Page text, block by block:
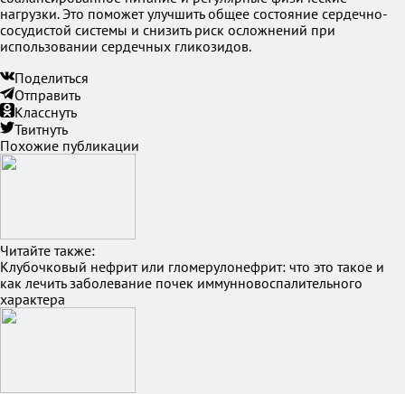
нагрузки. Это поможет улучшить общее состояние сердечно-
сосудистой системы и снизить риск осложнений при
использовании сердечных гликозидов.
Поделиться
Отправить
Класснуть
Твитнуть
Похожие публикации
Читайте также:
Клубочковый нефрит или гломерулонефрит: что это такое и
как лечить заболевание почек иммунновоспалительного
характера